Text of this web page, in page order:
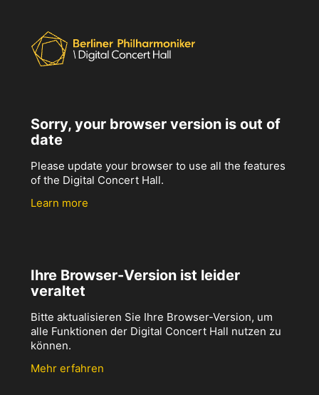
Sorry, your browser version is out of
date
Please update your browser to use all the features
of the Digital Concert Hall.
Learn more
Ihre Browser-Version ist leider
veraltet
Bitte aktualisieren Sie Ihre Browser-Version, um
alle Funktionen der Digital Concert Hall nutzen zu
können.
Mehr erfahren